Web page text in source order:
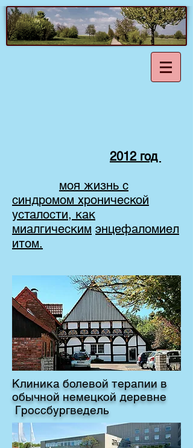
2012 год
моя жизнь с
синдромом хронической
усталости, как
миалгическим энцефаломиел
итом.
Клиника болевой терапии в
обычной немецкой деревне
Гроссбургведель